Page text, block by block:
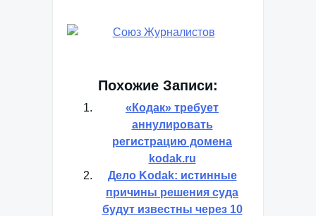
Похожие Записи:
«Кодак» требует
аннулировать
регистрацию домена
kodak.ru
Дело Kodak: истинные
причины решения суда
будут известны через 10